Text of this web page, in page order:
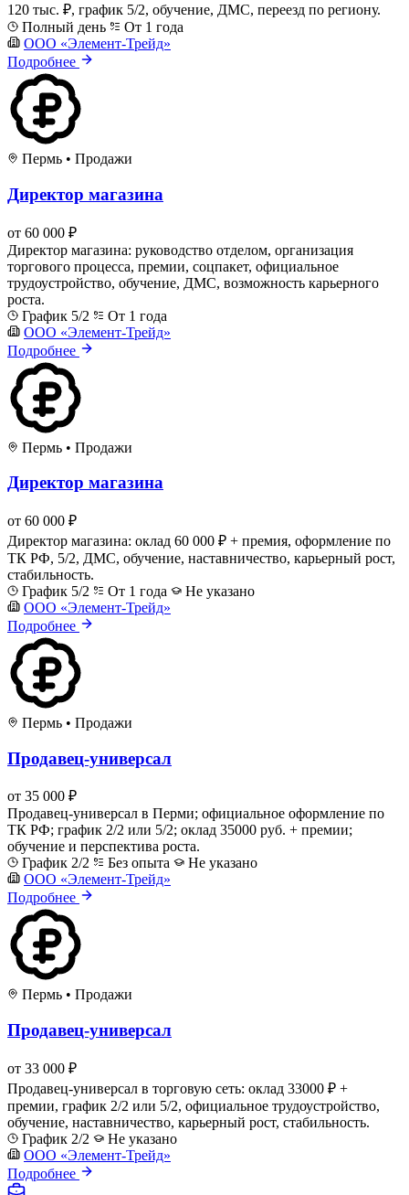
120 тыс. ₽, график 5/2, обучение, ДМС, переезд по региону.
Полный день
От 1 года
ООО «Элемент-Трейд»
Подробнее
Пермь • Продажи
Директор магазина
от 60 000 ₽
Директор магазина: руководство отделом, организация
торгового процесса, премии, соцпакет, официальное
трудоустройство, обучение, ДМС, возможность карьерного
роста.
График 5/2
От 1 года
ООО «Элемент-Трейд»
Подробнее
Пермь • Продажи
Директор магазина
от 60 000 ₽
Директор магазина: оклад 60 000 ₽ + премия, оформление по
ТК РФ, 5/2, ДМС, обучение, наставничество, карьерный рост,
стабильность.
График 5/2
От 1 года
Не указано
ООО «Элемент-Трейд»
Подробнее
Пермь • Продажи
Продавец-универсал
от 35 000 ₽
Продавец-универсал в Перми; официальное оформление по
ТК РФ; график 2/2 или 5/2; оклад 35000 руб. + премии;
обучение и перспектива роста.
График 2/2
Без опыта
Не указано
ООО «Элемент-Трейд»
Подробнее
Пермь • Продажи
Продавец-универсал
от 33 000 ₽
Продавец-универсал в торговую сеть: оклад 33000 ₽ +
премии, график 2/2 или 5/2, официальное трудоустройство,
обучение, наставничество, карьерный рост, стабильность.
График 2/2
Не указано
ООО «Элемент-Трейд»
Подробнее